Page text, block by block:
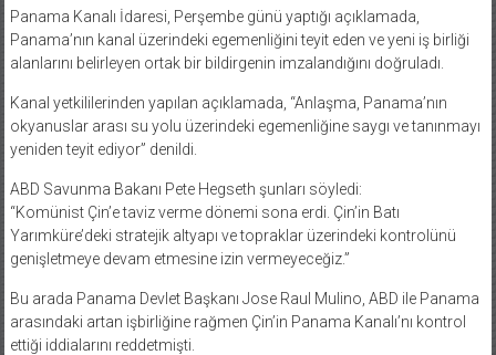
Panama Kanalı İdaresi, Perşembe günü yaptığı açıklamada,
Panama’nın kanal üzerindeki egemenliğini teyit eden ve yeni iş birliği
alanlarını belirleyen ortak bir bildirgenin imzalandığını doğruladı.
Kanal yetkililerinden yapılan açıklamada, “Anlaşma, Panama’nın
okyanuslar arası su yolu üzerindeki egemenliğine saygı ve tanınmayı
yeniden teyit ediyor” denildi.
ABD Savunma Bakanı Pete Hegseth şunları söyledi:
“Komünist Çin’e taviz verme dönemi sona erdi. Çin’in Batı
Yarımküre’deki stratejik altyapı ve topraklar üzerindeki kontrolünü
genişletmeye devam etmesine izin vermeyeceğiz.”
Bu arada Panama Devlet Başkanı Jose Raul Mulino, ABD ile Panama
arasındaki artan işbirliğine rağmen Çin’in Panama Kanalı’nı kontrol
ettiği iddialarını reddetmişti.